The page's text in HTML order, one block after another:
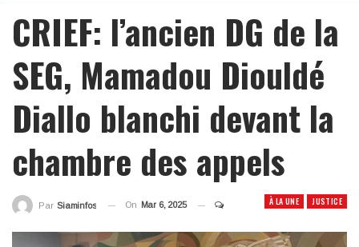
CRIEF: l’ancien DG de la
SEG, Mamadou Diouldé
Diallo blanchi devant la
chambre des appels
À LA UNE JUSTICE
Par Siaminfos On Mar 6, 2025